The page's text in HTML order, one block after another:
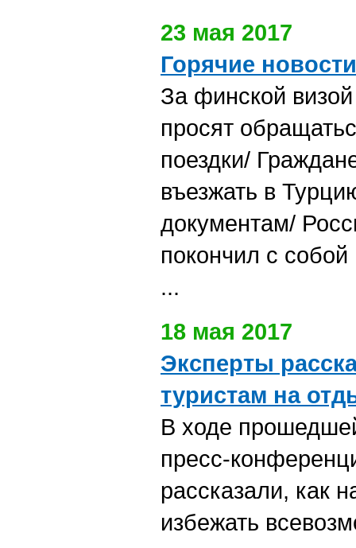
23 мая 2017
Горячие новости
За финской
просят
поездки/
въезжать в
документам/
покончил с
...
18 мая 2017
Эксперты
туристам на
В ходе
пресс-
рассказали, как
избежать